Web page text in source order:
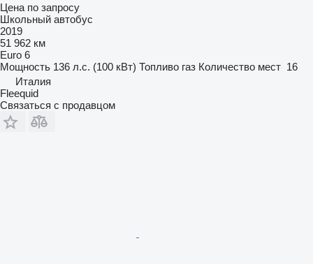
Цена по запросу
Школьный автобус
2019
51 962 км
Euro 6
Мощность 136 л.с. (100 кВт) Топливо газ Количество мест 16
Италия
Fleequid
Связаться с продавцом